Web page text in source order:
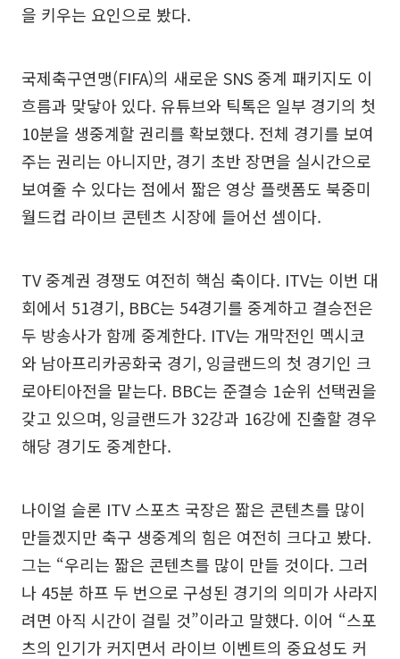
을 키우는 요인으로 봤다.
국제축구연맹(FIFA)의 새로운 SNS 중계 패키지도 이
흐름과 맞닿아 있다. 유튜브와 틱톡은 일부 경기의 첫
10분을 생중계할 권리를 확보했다. 전체 경기를 보여
주는 권리는 아니지만, 경기 초반 장면을 실시간으로
보여줄 수 있다는 점에서 짧은 영상 플랫폼도 북중미
월드컵 라이브 콘텐츠 시장에 들어선 셈이다.
TV 중계권 경쟁도 여전히 핵심 축이다. ITV는 이번 대
회에서 51경기, BBC는 54경기를 중계하고 결승전은
두 방송사가 함께 중계한다. ITV는 개막전인 멕시코
와 남아프리카공화국 경기, 잉글랜드의 첫 경기인 크
로아티아전을 맡는다. BBC는 준결승 1순위 선택권을
갖고 있으며, 잉글랜드가 32강과 16강에 진출할 경우
해당 경기도 중계한다.
나이얼 슬론 ITV 스포츠 국장은 짧은 콘텐츠를 많이
만들겠지만 축구 생중계의 힘은 여전히 크다고 봤다.
그는 “우리는 짧은 콘텐츠를 많이 만들 것이다. 그러
나 45분 하프 두 번으로 구성된 경기의 의미가 사라지
려면 아직 시간이 걸릴 것”이라고 말했다. 이어 “스포
츠의 인기가 커지면서 라이브 이벤트의 중요성도 커